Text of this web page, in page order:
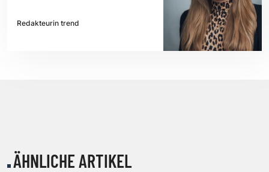
Redakteurin trend
ÄHNLICHE ARTIKEL